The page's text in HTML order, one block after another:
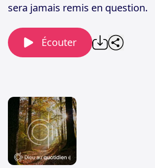
sera jamais remis en question.
Écouter